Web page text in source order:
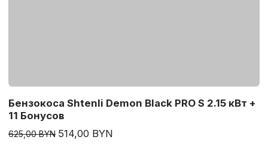
Бензокоса Shtenli Demon Black PRO S 2.15 кВт +
11 Бонусов
625,00 BYN 514,00 BYN